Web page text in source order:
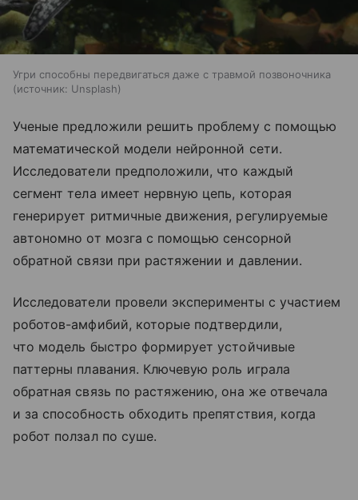
Угри способны передвигаться даже с травмой позвоночника
источник: Unsplash
Ученые предложили решить проблему с помощью
математической модели нейронной сети.
Исследователи предположили, что каждый
сегмент тела имеет нервную цепь, которая
генерирует ритмичные движения, регулируемые
автономно от мозга с помощью сенсорной
обратной связи при растяжении и давлении.
Исследователи провели эксперименты с участием
роботов-амфибий, которые подтвердили,
что модель быстро формирует устойчивые
паттерны плавания. Ключевую роль играла
обратная связь по растяжению, она же отвечала
и за способность обходить препятствия, когда
робот ползал по суше.